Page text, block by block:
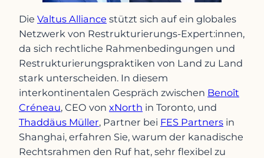
Die Valtus Alliance stützt sich auf ein globales
Netzwerk von Restrukturierungs-Expert:innen,
da sich rechtliche Rahmenbedingungen und
Restrukturierungspraktiken von Land zu Land
stark unterscheiden. In diesem
interkontinentalen Gespräch zwischen Benoît
Créneau, CEO von xNorth in Toronto, und
Thaddäus Müller, Partner bei FES Partners in
Shanghai, erfahren Sie, warum der kanadische
Rechtsrahmen den Ruf hat, sehr flexibel zu